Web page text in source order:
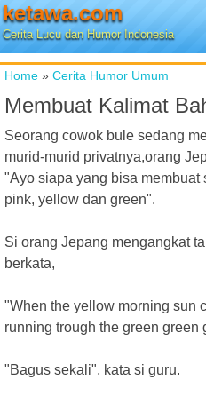
ketawa.com
Cerita Lucu dan Humor Indonesia
Home » Cerita Humor Umum
Membuat Kalimat
Seorang cowok bule sedang
murid-murid privatnya,orang
"Ayo siapa yang bisa membuat
pink, yellow dan green".
Si orang Jepang mengangkat
berkata,
"When the yellow morning sun
running trough the green green
"Bagus sekali", kata si guru.